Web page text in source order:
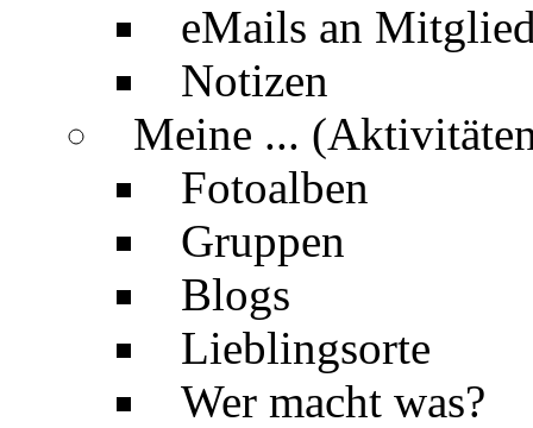
eMails an
Notizen
Meine ...
Fotoalben
Gruppen
Blogs
Lieblingsorte
Wer macht was?